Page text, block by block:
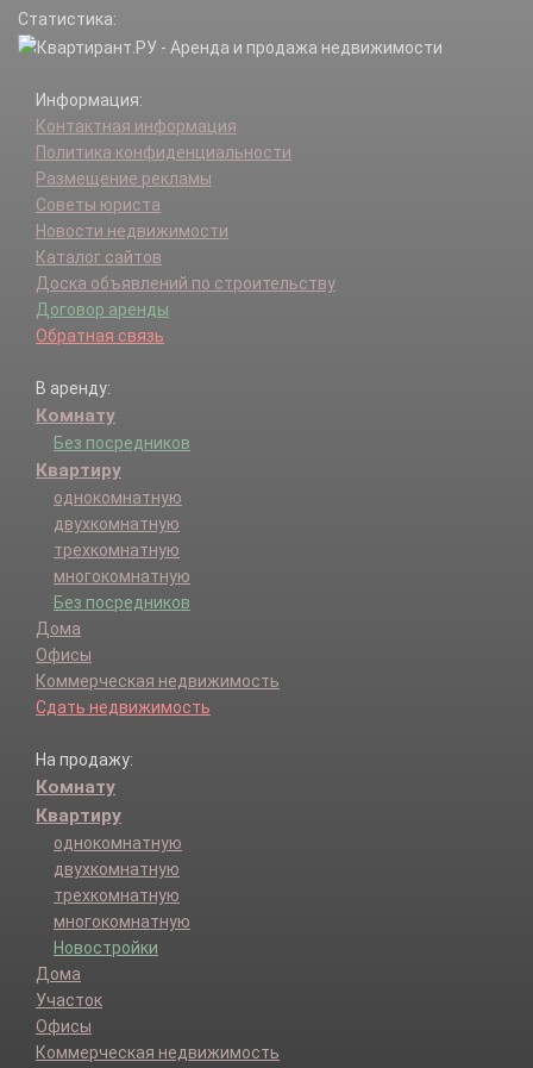
Шалово х.
Щапово п.
Статистика:
Информация:
Контактная информация
Политика конфиденциальности
Размещение рекламы
Советы юриста
Новости недвижимости
Каталог сайтов
Доска объявлений по строительству
Договор аренды
Обратная связь
В аренду:
Комнату
Без посредников
Квартиру
однокомнатную
двухкомнатную
трехкомнатную
многокомнатную
Без посредников
Дома
Офисы
Коммерческая недвижимость
Сдать недвижимость
На продажу:
Комнату
Квартиру
однокомнатную
двухкомнатную
трехкомнатную
многокомнатную
Новостройки
Дома
Участок
Офисы
Коммерческая недвижимость